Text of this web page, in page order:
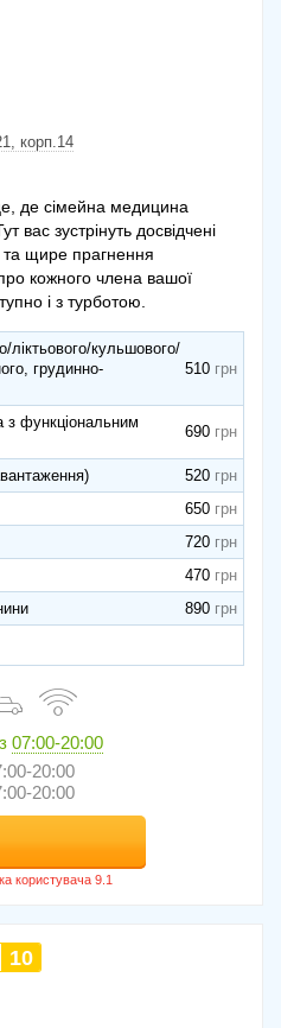
корп.14
де сімейна медицина
вас зустрінуть досвідчені
та щире прагнення
кожного члена вашої
і з турботою.
ліктьового/кульшового/
грудинно-
510
з функціональним
690
520
650
720
470
890
07:00-20:00
20:00
20:00
10